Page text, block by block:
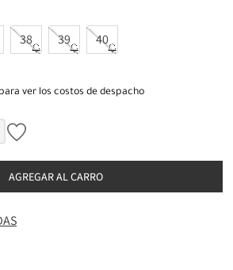
38 39 40
ver los costos de despacho
AGREGAR AL CARRO